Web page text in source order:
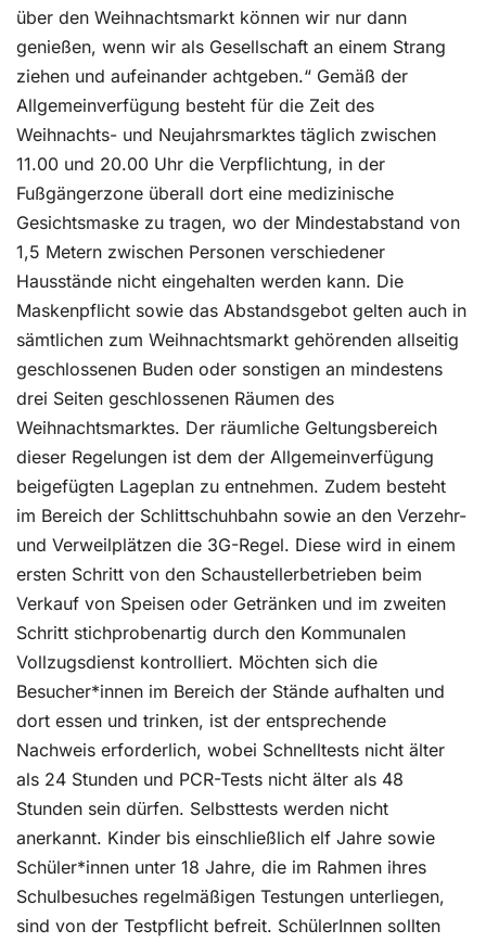
über den Weihnachtsmarkt können wir nur dann
genießen, wenn wir als Gesellschaft an einem Strang
ziehen und aufeinander achtgeben.“ Gemäß der
Allgemeinverfügung besteht für die Zeit des
Weihnachts- und Neujahrsmarktes täglich zwischen
11.00 und 20.00 Uhr die Verpflichtung, in der
Fußgängerzone überall dort eine medizinische
Gesichtsmaske zu tragen, wo der Mindestabstand von
1,5 Metern zwischen Personen verschiedener
Hausstände nicht eingehalten werden kann. Die
Maskenpflicht sowie das Abstandsgebot gelten auch in
sämtlichen zum Weihnachtsmarkt gehörenden allseitig
geschlossenen Buden oder sonstigen an mindestens
drei Seiten geschlossenen Räumen des
Weihnachtsmarktes. Der räumliche Geltungsbereich
dieser Regelungen ist dem der Allgemeinverfügung
beigefügten Lageplan zu entnehmen. Zudem besteht
im Bereich der Schlittschuhbahn sowie an den Verzehr-
und Verweilplätzen die 3G-Regel. Diese wird in einem
ersten Schritt von den Schaustellerbetrieben beim
Verkauf von Speisen oder Getränken und im zweiten
Schritt stichprobenartig durch den Kommunalen
Vollzugsdienst kontrolliert. Möchten sich die
Besucher*innen im Bereich der Stände aufhalten und
dort essen und trinken, ist der entsprechende
Nachweis erforderlich, wobei Schnelltests nicht älter
als 24 Stunden und PCR-Tests nicht älter als 48
Stunden sein dürfen. Selbsttests werden nicht
anerkannt. Kinder bis einschließlich elf Jahre sowie
Schüler*innen unter 18 Jahre, die im Rahmen ihres
Schulbesuches regelmäßigen Testungen unterliegen,
sind von der Testpflicht befreit. SchülerInnen sollten